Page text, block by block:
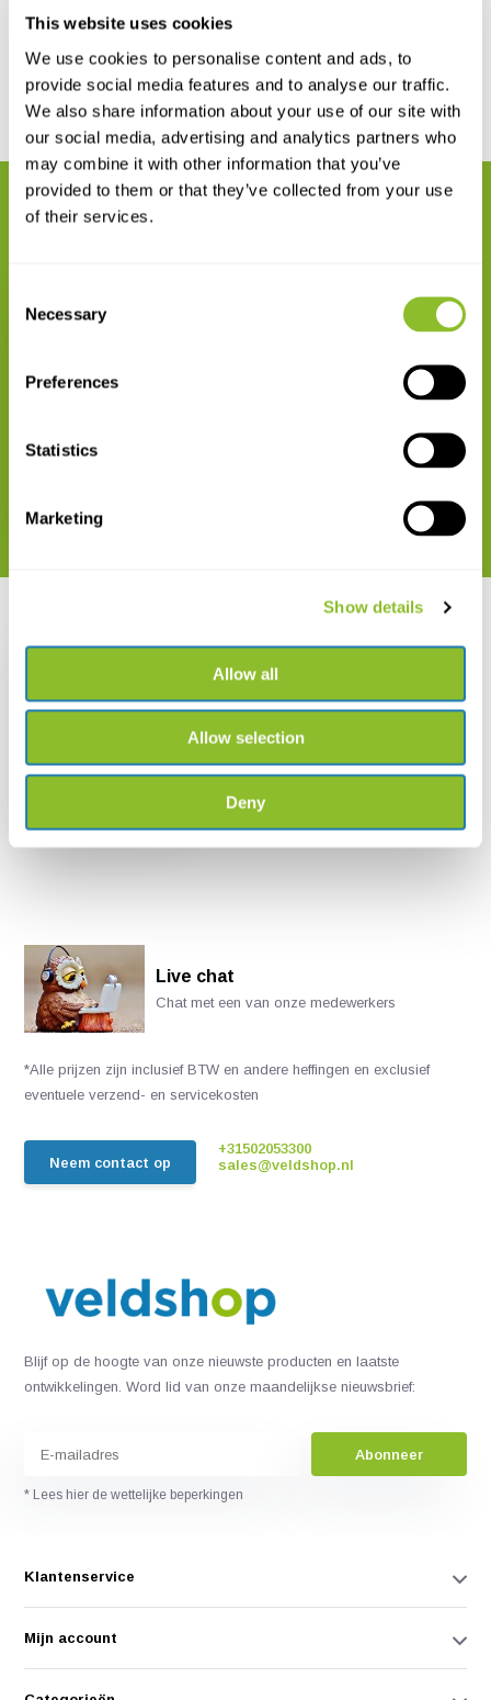
This website uses cookies
We use cookies to personalise content and ads, to
provide social media features and to analyse our traffic.
We also share information about your use of our site with
our social media, advertising and analytics partners who
may combine it with other information that you’ve
provided to them or that they’ve collected from your use
of their services.
Selection
Necessary
Preferences
Statistics
Marketing
Show details
Allow all
Allow selection
Deny
Reviews
Delen
GERELATEERDE PRODUCTEN
AN-1 Vleermuiskast
Live chat
Chat met een van onze medewerkers
*Alle prijzen zijn inclusief BTW en andere heffingen en exclusief
eventuele verzend- en servicekosten
Neem contact op
+31502053300
sales@veldshop.nl
Blijf op de hoogte van onze nieuwste producten en laatste
ontwikkelingen. Word lid van onze maandelijkse nieuwsbrief:
Abonneer
* Lees hier de wettelijke beperkingen
Klantenservice
Mijn account